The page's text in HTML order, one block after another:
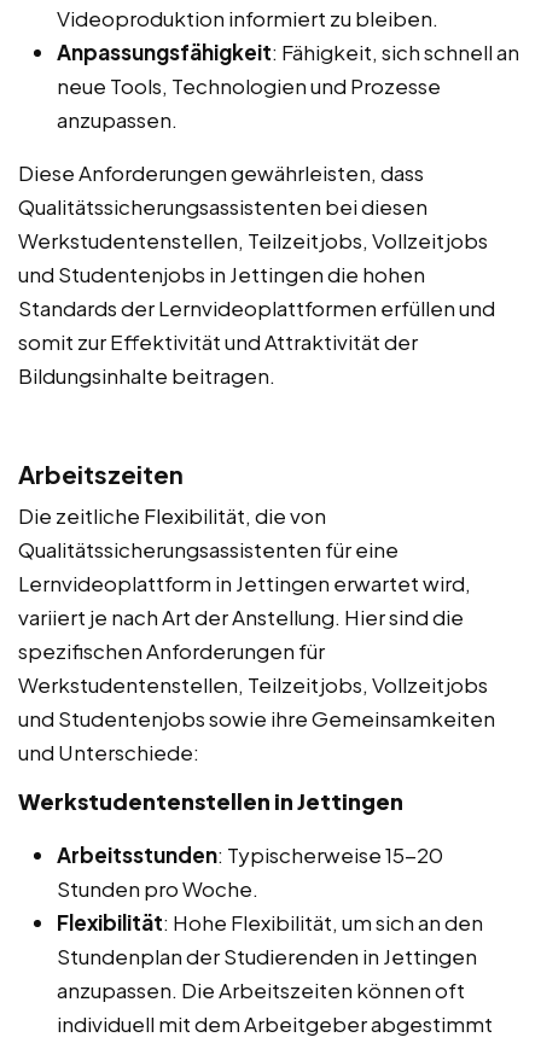
Videoproduktion informiert zu bleiben.
Anpassungsfähigkeit: Fähigkeit, sich schnell an
neue Tools, Technologien und Prozesse
anzupassen.
Diese Anforderungen gewährleisten, dass
Qualitätssicherungsassistenten bei diesen
Werkstudentenstellen, Teilzeitjobs, Vollzeitjobs
und Studentenjobs in Jettingen die hohen
Standards der Lernvideoplattformen erfüllen und
somit zur Effektivität und Attraktivität der
Bildungsinhalte beitragen.
Arbeitszeiten
Die zeitliche Flexibilität, die von
Qualitätssicherungsassistenten für eine
Lernvideoplattform in Jettingen erwartet wird,
variiert je nach Art der Anstellung. Hier sind die
spezifischen Anforderungen für
Werkstudentenstellen, Teilzeitjobs, Vollzeitjobs
und Studentenjobs sowie ihre Gemeinsamkeiten
und Unterschiede:
Werkstudentenstellen in Jettingen
Arbeitsstunden: Typischerweise 15-20
Stunden pro Woche.
Flexibilität: Hohe Flexibilität, um sich an den
Stundenplan der Studierenden in Jettingen
anzupassen. Die Arbeitszeiten können oft
individuell mit dem Arbeitgeber abgestimmt